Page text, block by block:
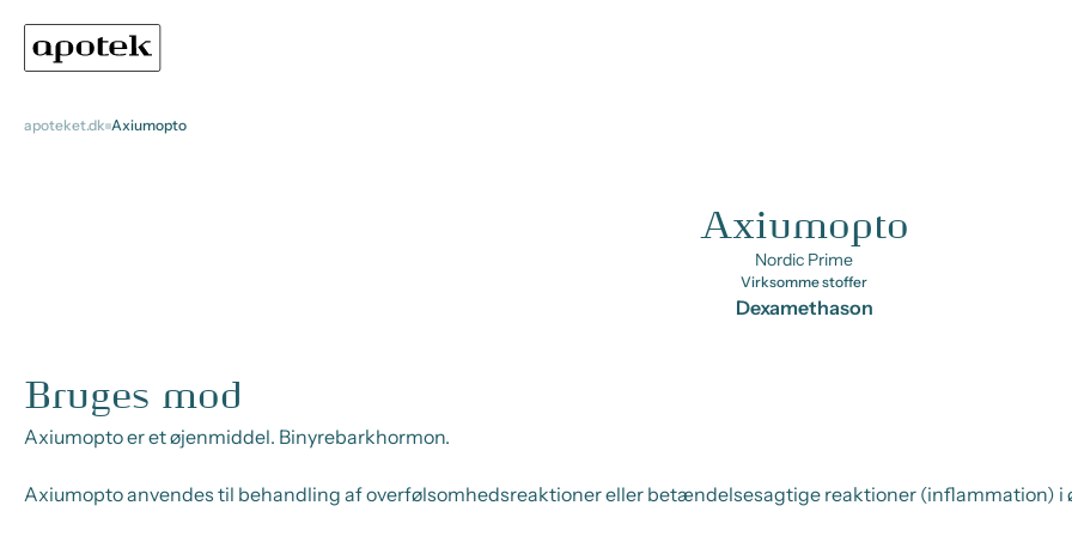
apoteket.dk Axiumopto
Axiumopto
Nordic Prime
Virksomme stoffer
Dexamethason
Bruges mod
Axiumopto er et øjenmiddel. Binyrebarkhormon.
Axiumopto anvendes til behandling af overfølsomhedsreaktioner eller betændelsesagtige reaktioner (inflammation) i